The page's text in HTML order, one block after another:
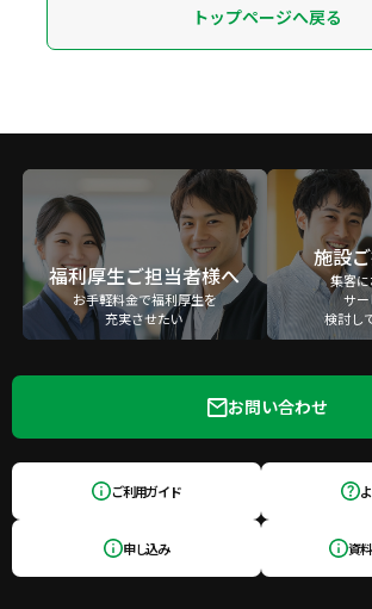
トップページへ戻る
福利厚生ご担当者様へ
お手軽料金で福利厚生を
充実させたい
施設
集客
サ
検討し
お問い合わせ
ご利用ガイド
申し込み 資